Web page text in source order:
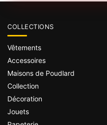
COLLECTIONS
Vêtements
Accessoires
Maisons de Poudlard
Collection
Décoration
Jouets